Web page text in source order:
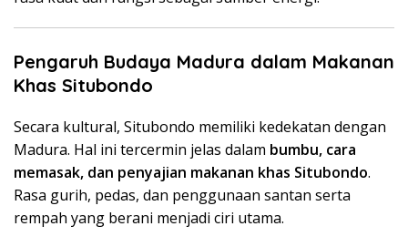
Pengaruh Budaya Madura dalam Makanan
Khas Situbondo
Secara kultural, Situbondo memiliki kedekatan dengan
Madura. Hal ini tercermin jelas dalam bumbu, cara
memasak, dan penyajian makanan khas Situbondo.
Rasa gurih, pedas, dan penggunaan santan serta
rempah yang berani menjadi ciri utama.